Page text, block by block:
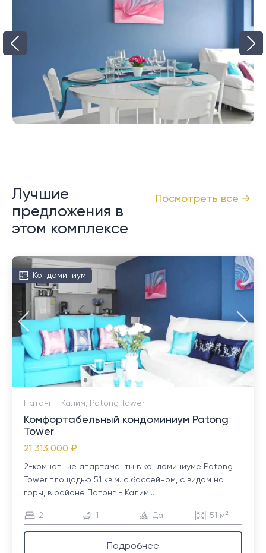
Посмотреть все →
Лучшие
предложения в
этом комплексе
Кондоминиум
Патонг - Калим, Patong Tower
Комфортабельный кондоминиум Patong
Tower
21 313 000 ₽
2-комнатные апартаменты в кондоминиуме Patong
Tower площадью 51 кв.м. с бассейном, с видом на
горы, в районе Патонг - Калим...
2 1 Да 51 м²
Подробнее